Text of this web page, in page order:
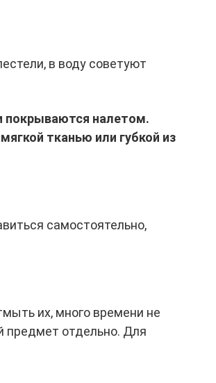
в воду советуют
покрываются налетом.
тканью или губкой из
самостоятельно,
их, много времени не
предмет отдельно. Для